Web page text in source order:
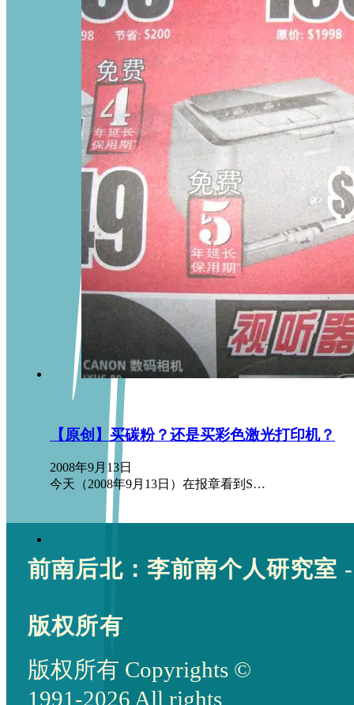
【原创】买碳粉？还是买彩色激光打印机？
2008年9月13日
今天（2008年9月13日）在报章看到S…
前南后北：李前南个人研究室 -
版权所有
版权所有 Copyrights ©
1991-2026 All rights